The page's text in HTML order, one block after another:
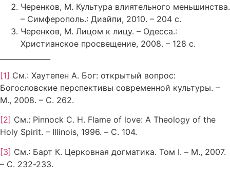
Черенков, М. Культура влиятельного меньшинства.
– Симферополь.: Диайпи, 2010. – 204 с.
Черенков, М. Лицом к лицу. – Одесса.:
Христианское просвещение, 2008. – 128 с.
[1] См.: Хаутепен А. Бог: открытый вопрос:
Богословские перспективы современной культуры. –
М., 2008. – С. 262.
[2] См.: Pinnock C. H. Flame of love: A Theology of the
Holy Spirit. – Illinois, 1996. – С. 104.
[3] См.: Барт К. Церковная догматика. Том I. – М., 2007.
– С. 232-233.